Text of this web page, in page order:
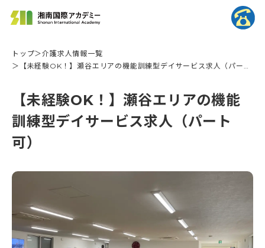
トップ
介護求人情報一覧
【未経験OK！】瀬谷エリアの機能訓練型デイサービス求人（パート
【未経験OK！】瀬谷エリアの機能
訓練型デイサービス求人（パート
可）